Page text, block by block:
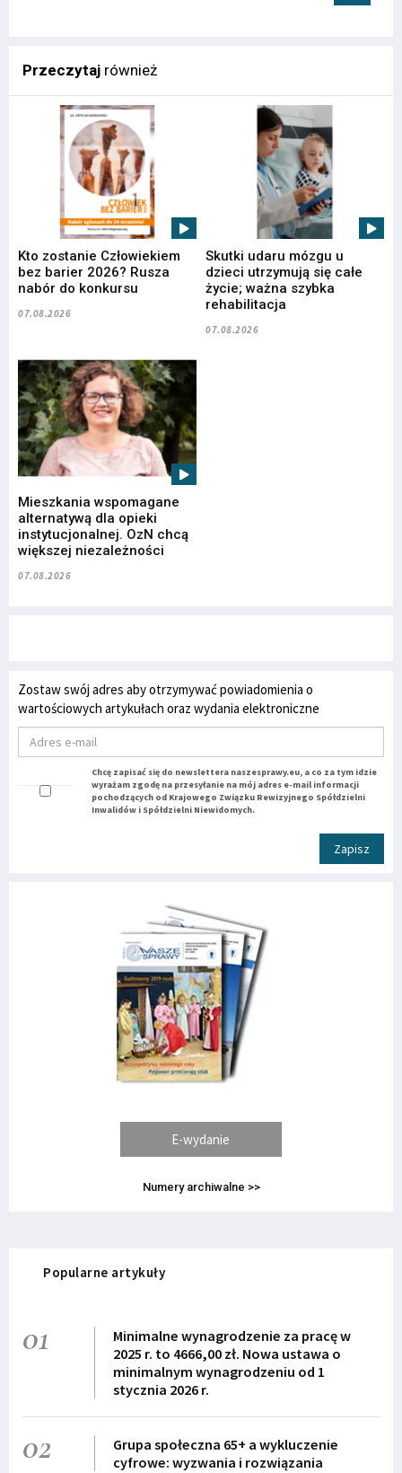
Przeczytaj również
Kto zostanie Człowiekiem
bez barier 2026? Rusza
nabór do konkursu
07.08.2026
Skutki udaru mózgu u
dzieci utrzymują się całe
życie; ważna szybka
rehabilitacja
07.08.2026
Mieszkania wspomagane
alternatywą dla opieki
instytucjonalnej. OzN chcą
większej niezależności
07.08.2026
Zostaw swój adres aby otrzymywać powiadomienia o
wartościowych artykułach oraz wydania elektroniczne
Chcę zapisać się do newslettera naszesprawy.eu, a co za tym idzie
wyrażam zgodę na przesyłanie na mój adres e-mail informacji
pochodzących od Krajowego Związku Rewizyjnego Spółdzielni
Inwalidów i Spółdzielni Niewidomych.
Zapisz
E-wydanie
Numery archiwalne >>
Popularne artykuły
01
Minimalne wynagrodzenie za pracę w
2025 r. to 4666,00 zł. Nowa ustawa o
minimalnym wynagrodzeniu od 1
stycznia 2026 r.
02
Grupa społeczna 65+ a wykluczenie
cyfrowe: wyzwania i rozwiązania